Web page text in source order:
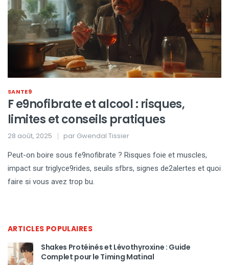
SANTE9
F e9nofibrate et alcool : risques,
limites et conseils pratiques
28 août, 2025 par Gwendal Tissier
Peut-on boire sous fe9nofibrate ? Risques foie et muscles,
impact sur triglyce9rides, seuils sfbrs, signes de2alertes et quoi
faire si vous avez trop bu.
ARTICLES POPULAIRES
Shakes Protéinés et Lévothyroxine : Guide
Complet pour le Timing Matinal